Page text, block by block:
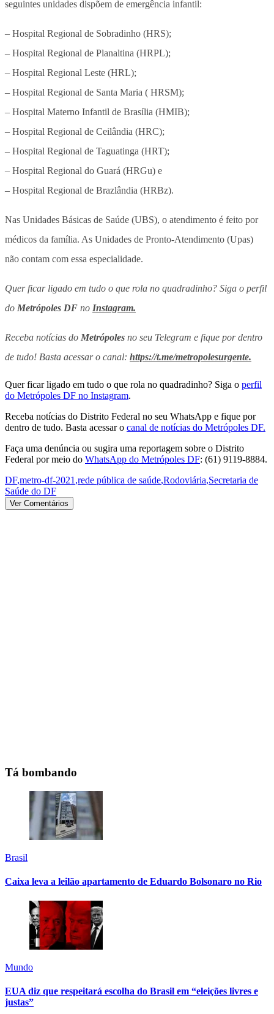
seguintes unidades dispõem de emergência infantil:
– Hospital Regional de Sobradinho (HRS);
– Hospital Regional de Planaltina (HRPL);
– Hospital Regional Leste (HRL);
– Hospital Regional de Santa Maria ( HRSM);
– Hospital Materno Infantil de Brasília (HMIB);
– Hospital Regional de Ceilândia (HRC);
– Hospital Regional de Taguatinga (HRT);
– Hospital Regional do Guará (HRGu) e
– Hospital Regional de Brazlândia (HRBz).
Nas Unidades Básicas de Saúde (UBS), o atendimento é feito por
médicos da família. As Unidades de Pronto-Atendimento (Upas)
não contam com essa especialidade.
Quer ficar ligado em tudo o que rola no quadradinho? Siga o perfil
do Metrópoles DF no Instagram.
Receba notícias do Metrópoles no seu Telegram e fique por dentro
de tudo! Basta acessar o canal: https://t.me/metropolesurgente.
Quer ficar ligado em tudo o que rola no quadradinho? Siga o perfil
do Metrópoles DF no Instagram.
Receba notícias do Distrito Federal no seu WhatsApp e fique por
dentro de tudo. Basta acessar o canal de notícias do Metrópoles DF.
Faça uma denúncia ou sugira uma reportagem sobre o Distrito
Federal por meio do WhatsApp do Metrópoles DF: (61) 9119-8884.
DF,metro-df-2021 ,rede pública de saúde,Rodoviária,Secretaria de
Saúde do DF
Ver Comentários
Tá bombando
Brasil
Caixa leva a leilão apartamento de Eduardo Bolsonaro no Rio
Mundo
EUA diz que respeitará escolha do Brasil em “eleições livres e
justas”